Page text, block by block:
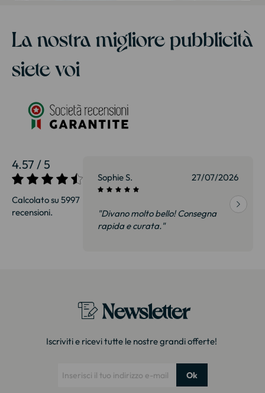
La nostra migliore pubblicità
siete voi
4.57 / 5
Calcolato su 5997
recensioni.
27/07/2026 Sophie S. 27/07/2026
"Divano molto bello! Consegna
rapida e curata."
Newsletter
Iscriviti e ricevi tutte le nostre grandi offerte!
Ok